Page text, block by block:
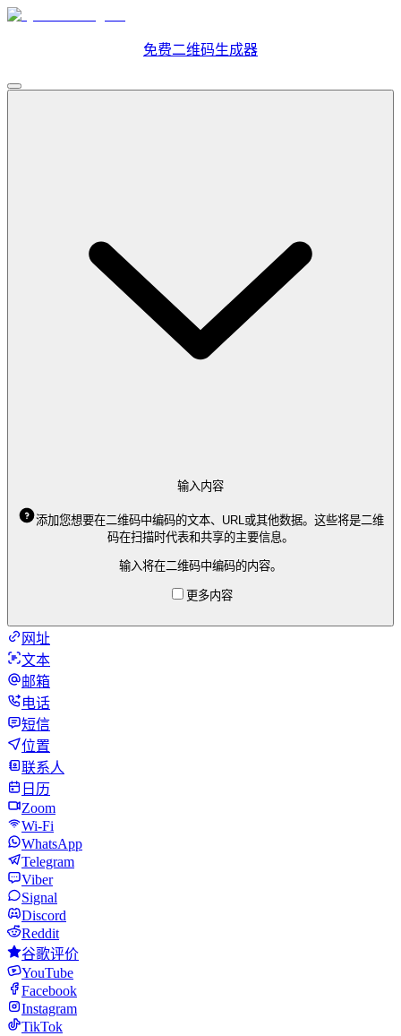
免费二维码生成器
输入内容
添加您想要在二维码中编码的文本、URL或其他数据。这些将是二维
码在扫描时代表和共享的主要信息。
输入将在二维码中编码的内容。
更多内容
网址
文本
邮箱
电话
短信
位置
联系人
日历
Zoom
Wi-Fi
WhatsApp
Telegram
Viber
Signal
Discord
Reddit
谷歌评价
YouTube
Facebook
Instagram
TikTok